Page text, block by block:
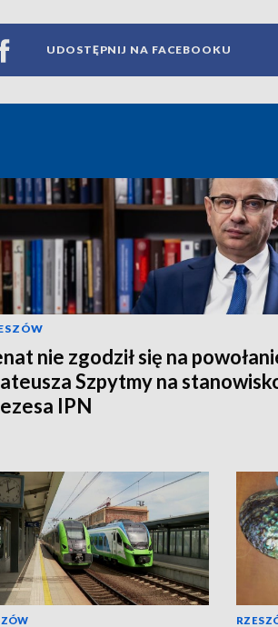
UDOSTĘPNIJ NA FACEBOOKU
nie zgodził się na
Szpytmy na
IPN